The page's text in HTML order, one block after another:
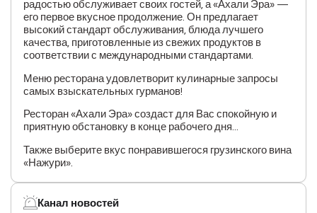
радостью обслуживает своих гостей, а «Ахали Эра» —
его первое вкусное продолжение. Он предлагает
высокий стандарт обслуживания, блюда лучшего
качества, приготовленные из свежих продуктов в
соответствии с международными стандартами.
Меню ресторана удовлетворит кулинарные запросы
самых взыскательных гурманов!
Ресторан «Ахали Эра» создаст для Вас спокойную и
приятную обстановку в конце рабочего дня...
Также выберите вкус понравившегося грузинского вина
«Нажури».
Канал новостей